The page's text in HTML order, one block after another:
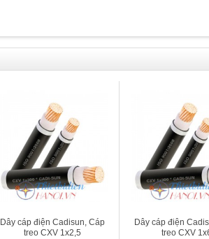
Dây cáp điện Cadisun, Cáp
treo CXV 1x2,5
Dây cáp điện
treo CXV